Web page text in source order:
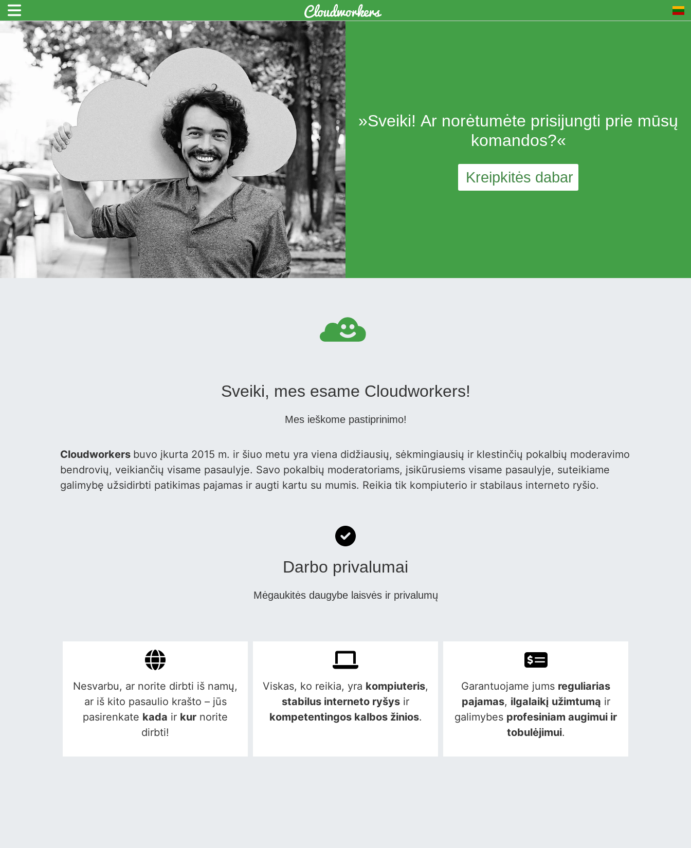
»Sveiki! Ar norėtumėte prisijungti prie mūsų
komandos?«
Kreipkitės dabar
Sveiki, mes esame Cloudworkers!
Mes ieškome pastiprinimo!
Cloudworkers buvo įkurta 2015 m. ir šiuo metu yra viena didžiausių, sėkmingiausių ir klestinčių pokalbių moderavimo
bendrovių, veikiančių visame pasaulyje. Savo pokalbių moderatoriams, įsikūrusiems visame pasaulyje, suteikiame
galimybę užsidirbti patikimas pajamas ir augti kartu su mumis. Reikia tik kompiuterio ir stabilaus interneto ryšio.
Darbo privalumai
Mėgaukitės daugybe laisvės ir privalumų
Nesvarbu, ar norite dirbti iš namų,
ar iš kito pasaulio krašto – jūs
pasirenkate kada ir kur norite
dirbti!
Viskas, ko reikia, yra kompiuteris,
stabilus interneto ryšys ir
kompetentingos kalbos žinios.
Garantuojame jums reguliarias
pajamas, ilgalaikį užimtumą ir
galimybes profesiniam augimui ir
tobulėjimui.